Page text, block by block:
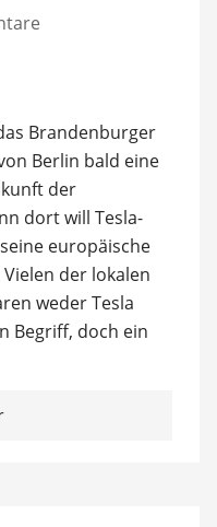
Brandenburger
Berlin bald eine
der
dort will Tesla-
europäische
der lokalen
weder Tesla
Begriff, doch ein